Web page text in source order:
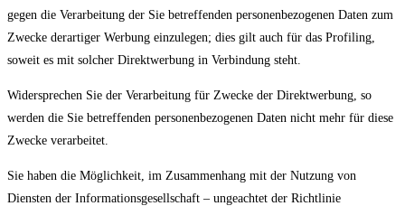
gegen die Verarbeitung der Sie betreffenden personenbezogenen Daten zum
Zwecke derartiger Werbung einzulegen; dies gilt auch für das Profiling,
soweit es mit solcher Direktwerbung in Verbindung steht.
Widersprechen Sie der Verarbeitung für Zwecke der Direktwerbung, so
werden die Sie betreffenden personenbezogenen Daten nicht mehr für diese
Zwecke verarbeitet.
Sie haben die Möglichkeit, im Zusammenhang mit der Nutzung von
Diensten der Informationsgesellschaft – ungeachtet der Richtlinie